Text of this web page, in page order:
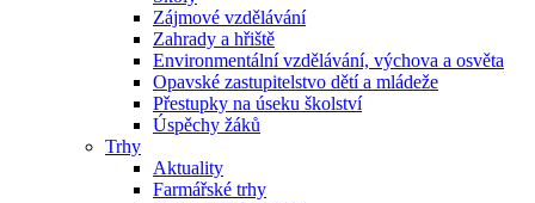
Zájmové vzdělávání
Zahrady a hřiště
Environmentální vzdělávání, výchova a osvěta
Opavské zastupitelstvo dětí a mládeže
Přestupky na úseku školství
Úspěchy žáků
Trhy
Aktuality
Farmářské trhy